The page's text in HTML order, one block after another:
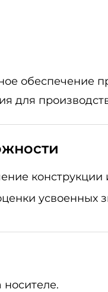
обеспечение
для
усвоенных